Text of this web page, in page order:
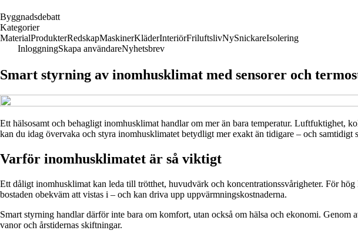
Byggnadsdebatt
Kategorier
MaterialProdukterRedskapMaskinerKläderInteriörFriluftslivNySnickareIsolering
InloggningSkapa användareNyhetsbrev
Smart styrning av inomhusklimat med sensorer och
Ett hälsosamt och behagligt inomhusklimat handlar om mer än bara temperatur. Luftfuktighet,
kan du idag övervaka och styra inomhusklimatet betydligt mer exakt än tidigare – och
Varför inomhusklimatet är så viktigt
Ett dåligt inomhusklimat kan leda till trötthet, huvudvärk och koncentrationssvårigheter. För
bostaden obekväm att vistas i – och kan driva upp uppvärmningskostnaderna.
Smart styrning handlar därför inte bara om komfort, utan också om hälsa och ekonomi.
vanor och årstidernas skiftningar.